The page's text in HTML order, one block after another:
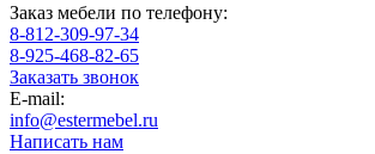
Заказ мебели по телефону:
8-812-309-97-34
8-925-468-82-65
Заказать звонок
E-mail:
info@estermebel.ru
Написать нам